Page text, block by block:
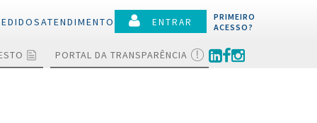
ATENDIMENTO ENTRAR
PRIMEIRO
ACESSO?
PORTAL DA TRANSPARÊNCIA